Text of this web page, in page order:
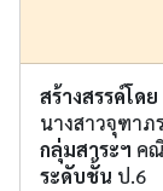
สร้างสรรค์โดย
นางสาวจุฑา
กลุ่มสาระฯ ค
ระดับชั้น ป.6